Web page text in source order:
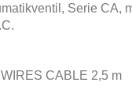
Serie CA,
CABLE 2,5 m